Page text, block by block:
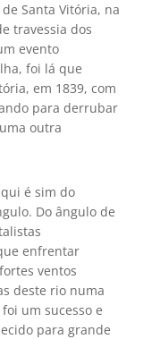
Santa Vitória, na
travessia dos
evento
foi lá que
em 1839, com
para derrubar
outra
é sim do
Do ângulo de
enfrentar
ventos
deste rio numa
um sucesso e
para grande